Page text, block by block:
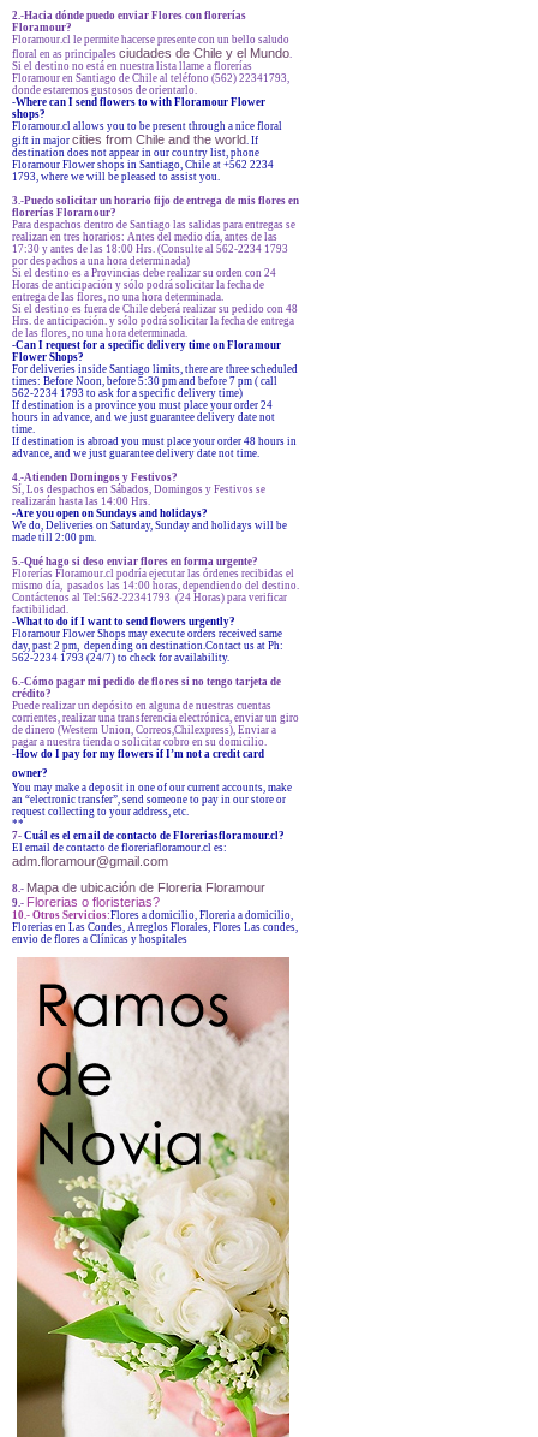
2.-Hacia dónde puedo enviar Flores con florerías
Floramour?
Floramour.cl le permite hacerse presente con un bello saludo
floral en as principales ciudades de Chile y el Mundo.
Si el destino no está en nuestra lista llame a florerías
Floramour en Santiago de Chile al teléfono (562) 22341793,
donde estaremos gustosos de orientarlo.
-Where can I send flowers to with Floramour Flower
shops?
Floramour.cl allows you to be present through a nice floral
gift in major cities from Chile and the world. If
destination does not appear in our country list, phone
Floramour Flower shops in Santiago, Chile at +562 2234
1793, where we will be pleased to assist you.
3.-Puedo solicitar un horario fijo de entrega de mis flores en
florerías Floramour?
Para despachos dentro de Santiago las salidas para entregas se
realizan en tres horarios: Antes del medio día, antes de las
17:30 y antes de las 18:00 Hrs. (Consulte al 562-2234 1793
por despachos a una hora determinada)
Si el destino es a Provincias debe realizar su orden con 24
Horas de anticipación y sólo podrá solicitar la fecha de
entrega de las flores, no una hora determinada.
Si el destino es fuera de Chile deberá realizar su pedido con 48
Hrs. de anticipación. y sólo podrá solicitar la fecha de entrega
de las flores, no una hora determinada.
-Can I request for a specific delivery time on Floramour
Flower Shops?
For deliveries inside Santiago limits, there are three scheduled
times: Before Noon, before 5:30 pm and before 7 pm ( call
562-2234 1793 to ask for a specific delivery time)
If destination is a province you must place your order 24
hours in advance, and we just guarantee delivery date not
time.
If destination is abroad you must place your order 48 hours in
advance, and we just guarantee delivery date not time.
4.-Atienden Domingos y Festivos?
Sí, Los despachos en Sábados, Domingos y Festivos se
realizarán hasta las 14:00 Hrs.
-Are you open on Sundays and holidays?
We do, Deliveries on Saturday, Sunday and holidays will be
made till 2:00 pm.
5.-Qué hago si deso enviar flores en forma urgente?
Florerías Floramour.cl podría ejecutar las órdenes recibidas el
mismo día, pasados las 14:00 horas, dependiendo del destino.
Contáctenos al Tel:562-22341793 (24 Horas) para verificar
factibilidad.
-What to do if I want to send flowers urgently?
Floramour Flower Shops may execute orders received same
day, past 2 pm, depending on destination.Contact us at Ph:
562-2234 1793 (24/7) to check for availability.
6.-Cómo pagar mi pedido de flores si no tengo tarjeta de
crédito?
Puede realizar un depósito en alguna de nuestras cuentas
corrientes, realizar una transferencia electrónica, enviar un giro
de dinero (Western Union, Correos,Chilexpress), Enviar a
pagar a nuestra tienda o solicitar cobro en su domicilio.
-How do I pay for my flowers if I’m not a credit card
owner?
You may make a deposit in one of our current accounts, make
an “electronic transfer”, send someone to pay in our store or
request collecting to your address, etc.
**
7- Cuál es el email de contacto de Floreriasfloramour.cl?
El email de contacto de floreriafloramour.cl es:
adm.floramour@gmail.com
8.- Mapa de ubicación de Floreria Floramour
9.- Florerias o floristerias?
10.- Otros Servicios:Flores a domicilio, Floreria a domicilio,
Florerias en Las Condes, Arreglos Florales, Flores Las condes,
envio de flores a Clínicas y hospitales